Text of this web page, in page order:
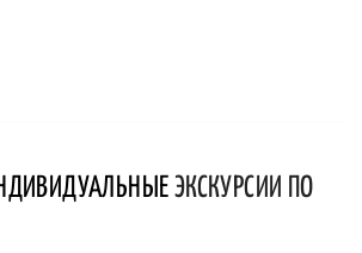
ЭКСКУРСИИ ПО